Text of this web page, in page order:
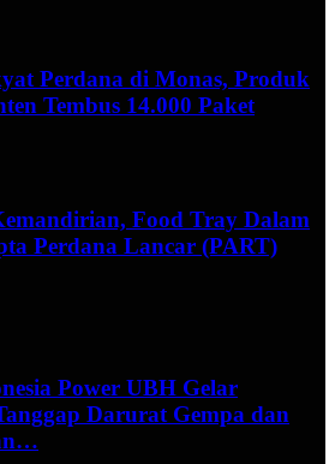
Perdana di Monas, Produk
Tembus 14.000 Paket
Food Tray Dalam
Perdana Lancar (PART)
Power UBH Gelar
Darurat Gempa dan